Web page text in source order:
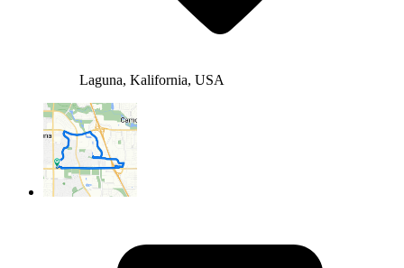
Laguna, Kalifornia, USA